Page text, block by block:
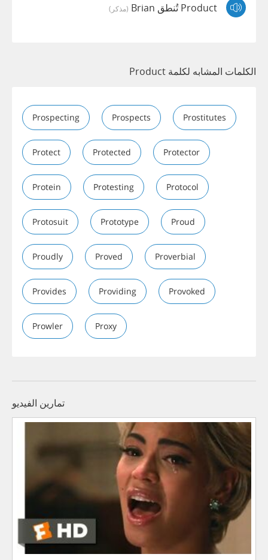
Product تُنطق Brian (مذكر)
الكلمات المشابه لكلمة Product
Prospecting Prospects Prostitutes
Protect Protected Protector
Protein Protesting Protocol
Protosuit Prototype Proud
Proudly Proved Proverbial
Provides Providing Provoked
Prowler Proxy
تمارين الفيديو